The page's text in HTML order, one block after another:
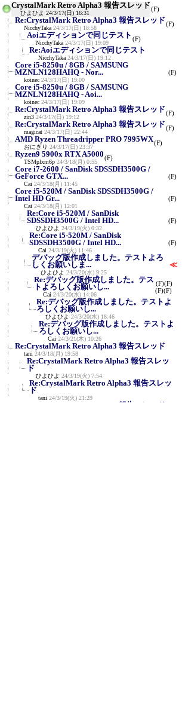
CrystalMark Retro Alpha3 報告スレッド
ひよひよ 24/3/17(日) 16:31
(F)
Re:CrystalMark Retro Alpha3 報告スレッド
NicchyTaka 24/3/17(日) 18:58
(F)
Aoiエディションで同じテスト
NicchyTaka 24/3/17(日) 19:09
(F)
Re:Aoiエディションで同じテスト
NicchyTaka 24/3/17(日) 19:12
Core i5-8250u / 8GB / SAMSUNG
MZNLN128HAHQ - Nor...
koinec 24/3/17(日) 19:00
(F)
Core i5-8250u / 8GB / SAMSUNG
MZNLN128HAHQ - Aoi...
koinec 24/3/17(日) 19:09
Re:CrystalMark Retro Alpha3 報告スレッド
zin3 24/3/17(日) 19:12
(F)
Re:CrystalMark Retro Alpha3 報告スレッド
magicat 24/3/17(日) 22:44
(F)
AMD Ryzen Threadripper PRO 7995WX
おにぎり 24/3/17(日) 23:37
(F)
Ryzen9 5900x RTX A5000
TSMplxm6p 24/3/18(月) 0:55
(F)
Core i7-2600 / SanDisk SDSSDH3500G /
GeForce GTX...
Cai 24/3/18(月) 11:45
(F)
Core i5-520M / SanDisk SDSSDH3500G /
Intel HD Gr...
Cai 24/3/18(月) 12:01
(F)
Re:Core i5-520M / SanDisk
SDSSDH3500G / Intel HD...
ひよひよ 24/3/19(火) 0:32
(F)
Re:Core i5-520M / SanDisk
SDSSDH3500G / Intel HD...
Cai 24/3/19(火) 11:46
(F)
デバッグ版作成しました。テストよろ
しくお願いしま...
ひよひよ 24/3/20(水) 9:25
≪
Re:デバッグ版作成しました。テス
トよろしくお願いし...
Cai 24/3/20(水) 14:06
(F)(F)
(F)(F)
Re:デバッグ版作成しました。テストよ
ろしくお願いし...
ひよひよ 24/3/20(水) 18:46
Re:デバッグ版作成しました。テストよ
ろしくお願いし...
Cai 24/3/21(木) 10:26
Re:CrystalMark Retro Alpha3 報告スレッド
tani 24/3/18(月) 19:58
Re:CrystalMark Retro Alpha3 報告スレッ
ド
ひよひよ 24/3/19(火) 7:54
Re:CrystalMark Retro Alpha3 報告スレッ
ド
tani 24/3/19(火) 21:29
Re:CrystalMark Retro Alpha3 報告スレッド